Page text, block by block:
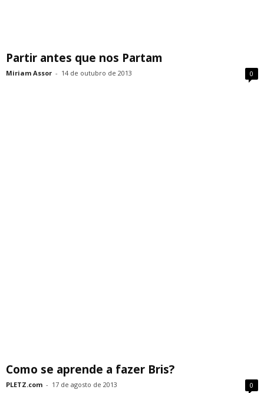
Partir antes que nos Partam
Miriam Assor - 14 de outubro de 2013 0
Como se aprende a fazer Bris?
PLETZ.com - 17 de agosto de 2013 0